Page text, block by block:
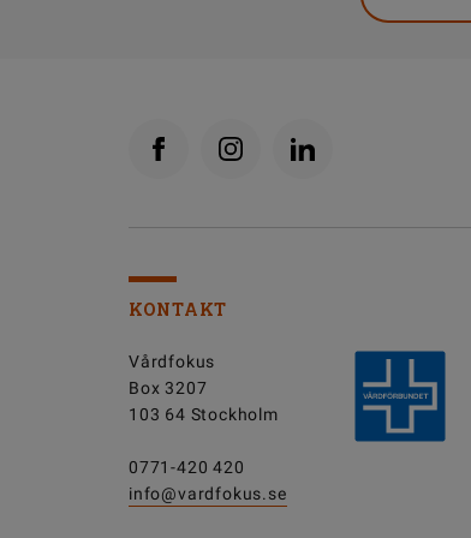
KONTAKT
Vårdfokus
Box 3207
103 64 Stockholm
0771-420 420
info@vardfokus.se